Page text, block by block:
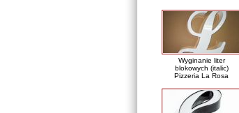
Wyginanie liter
blokowych (italic)
Pizzeria La Rosa